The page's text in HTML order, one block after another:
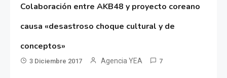
Colaboración entre AKB48 y proyecto coreano
causa «desastroso choque cultural y de
conceptos»
3 Diciembre 2017 Agencia YEA 7